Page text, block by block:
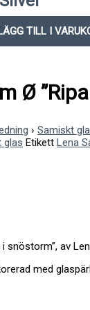
TILL I
Ø
› Samiskt
glas Etikett Lena
snöstorm”, av
med